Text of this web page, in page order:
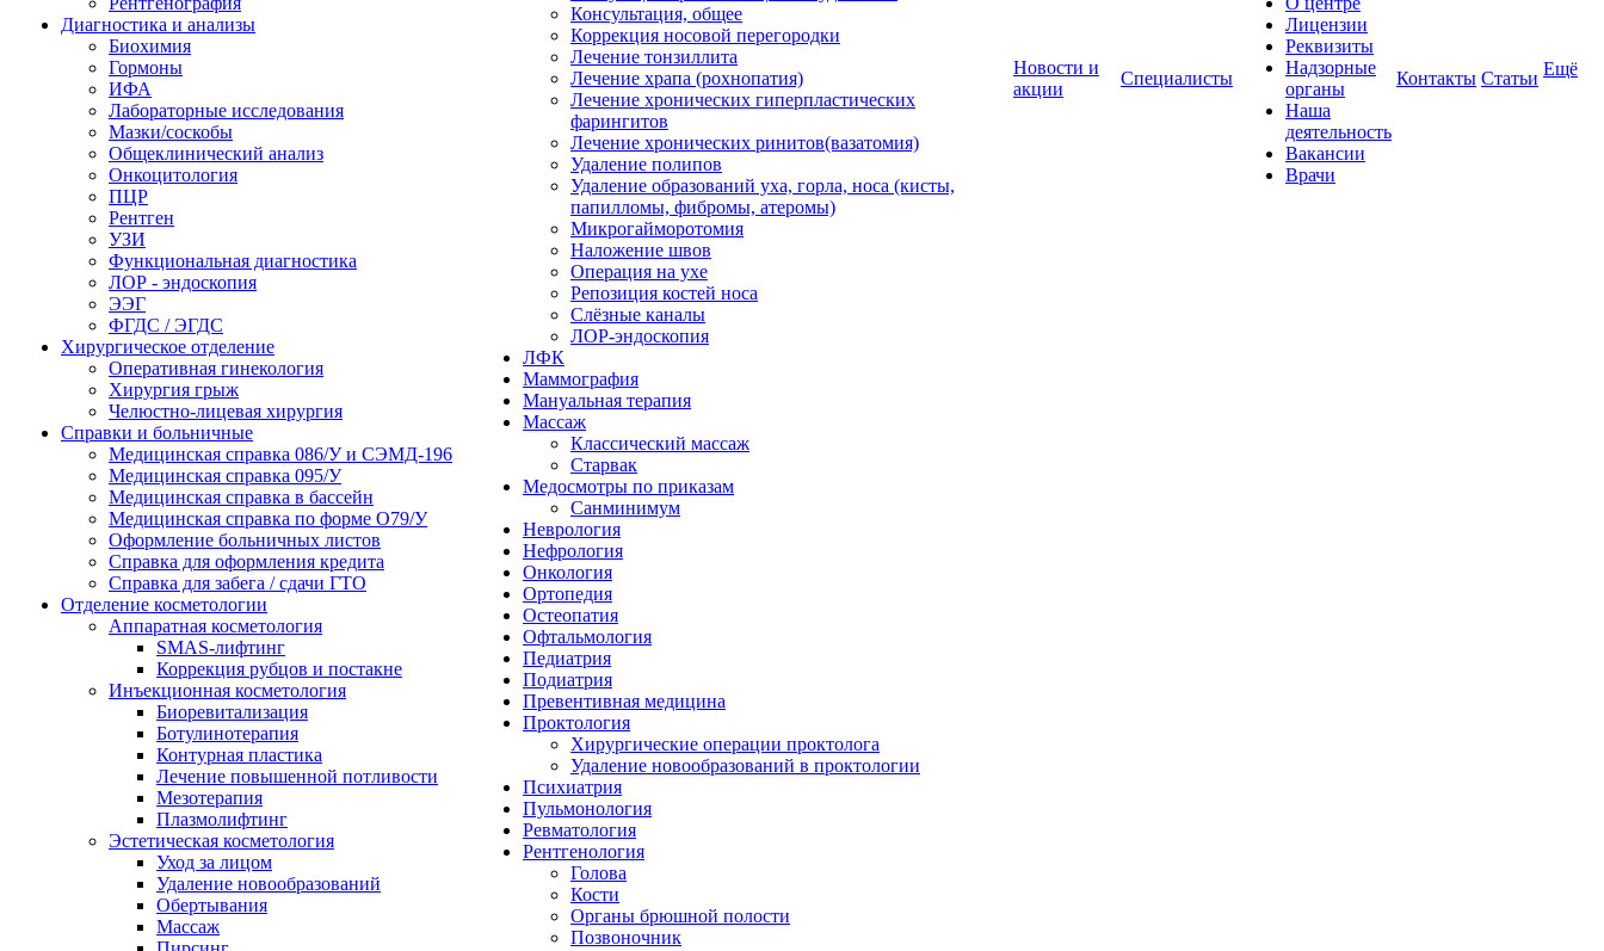
Диагностика и анализы
Биохимия
Гормоны
ИФА
Лабораторные исследования
Мазки/соскобы
Общеклинический анализ
Онкоцитология
ПЦР
Рентген
УЗИ
Функциональная диагностика
ЛОР - эндоскопия
ЭЭГ
ФГДС / ЭГДС
Хирургическое отделение
Оперативная гинекология
Хирургия грыж
Челюстно-лицевая хирургия
Справки и больничные
Медицинская справка 086/У и СЭМД‑196
Медицинская справка 095/У
Медицинская справка в бассейн
Медицинская справка по форме О79/У
Оформление больничных листов
Справка для оформления кредита
Справка для забега / сдачи ГТО
Отделение косметологии
Аппаратная косметология
SMAS-лифтинг
Коррекция рубцов и постакне
Инъекционная косметология
Биоревитализация
Ботулинотерапия
Контурная пластика
Лечение повышенной потливости
Мезотерапия
Плазмолифтинг
Эстетическая косметология
Уход за лицом
Удаление новообразований
Обертывания
Массаж
Консультация, общее
Коррекция носовой перегородки
Лечение тонзиллита
Лечение храпа (рохнопатия)
Лечение хронических гиперпластических
фарингитов
Лечение хронических ринитов(вазатомия)
Удаление полипов
Удаление образований уха, горла, носа (кисты,
папилломы, фибромы, атеромы)
Микрогайморотомия
Наложение швов
Операция на ухе
Репозиция костей носа
Слёзные каналы
ЛОР-эндоскопия
ЛФК
Маммография
Мануальная терапия
Массаж
Классический массаж
Старвак
Медосмотры по приказам
Санминимум
Неврология
Нефрология
Онкология
Ортопедия
Остеопатия
Офтальмология
Педиатрия
Подиатрия
Превентивная медицина
Проктология
Хирургические операции проктолога
Удаление новообразований в проктологии
Психиатрия
Пульмонология
Ревматология
Рентгенология
Голова
Кости
Органы брюшной полости
Позвоночник
Новости и
акции
Специалисты
Лицензии
Реквизиты
Надзорные
органы
Наша
деятельность
Вакансии
Врачи
Контакты Статьи Ещё